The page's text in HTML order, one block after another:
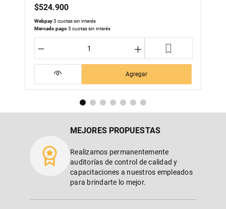
$524.900
Webpay3 cuotas sin interés
Mercado pago3 cuotas sin interés
＋
－
Agregar
MEJORES PROPUESTAS
Realizamos permanentemente
auditorías de control de calidad y
capacitaciones a nuestros empleados
para brindarte lo mejor.